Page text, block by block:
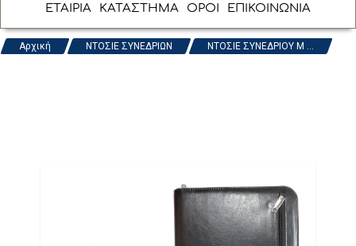
ΕΤΑΙΡΙΑ ΚΑΤΑΣΤΗΜΑ ΟΡΟΙ ΕΠΙΚΟΙΝΩΝΙΑ
Αρχική ΝΤΟΣΙΕ ΣΥΝΕΔΡΙΩΝ ΝΤΟΣΙΕ ΣΥΝΕΔΡΙΟΥ Μ ...